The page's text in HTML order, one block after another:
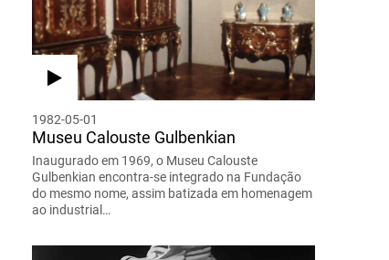
1982-05-01
Museu Calouste Gulbenkian
Inaugurado em 1969, o Museu Calouste
Gulbenkian encontra-se integrado na Fundação
do mesmo nome, assim batizada em homenagem
ao industrial…